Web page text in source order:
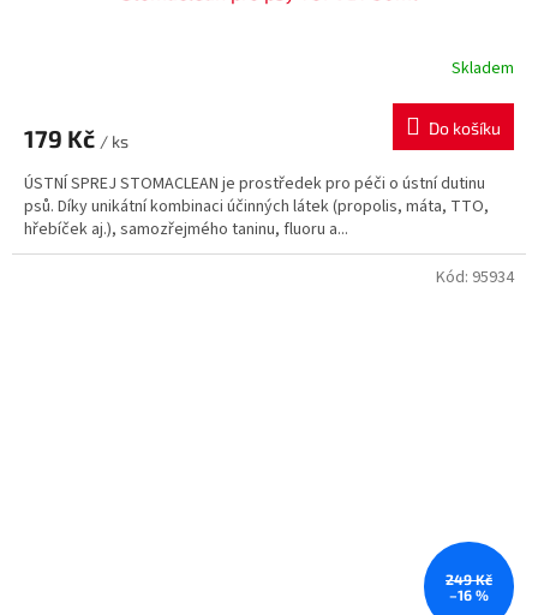
Skladem
179 Kč / ks
Do košíku
ÚSTNÍ SPREJ STOMACLEAN je prostředek pro péči o ústní dutinu
psů. Díky unikátní kombinaci účinných látek (propolis, máta, TTO,
hřebíček aj.), samozřejmého taninu, fluoru a...
249 Kč
–16 %
Kód: 95934